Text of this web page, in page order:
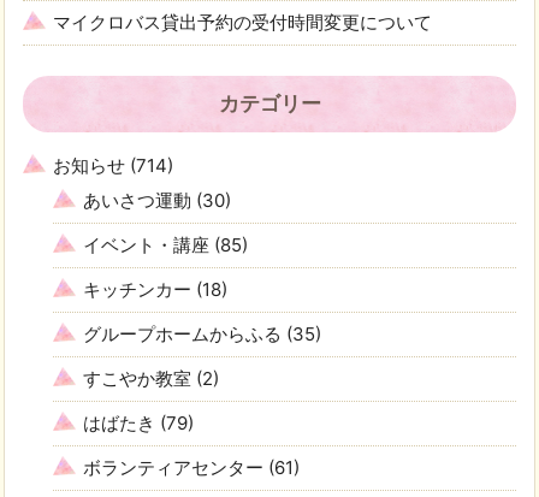
マイクロバス貸出予約の受付時間変更について
カテゴリー
お知らせ (714)
あいさつ運動 (30)
イベント・講座 (85)
キッチンカー (18)
グループホームからふる (35)
すこやか教室 (2)
はばたき (79)
ボランティアセンター (61)